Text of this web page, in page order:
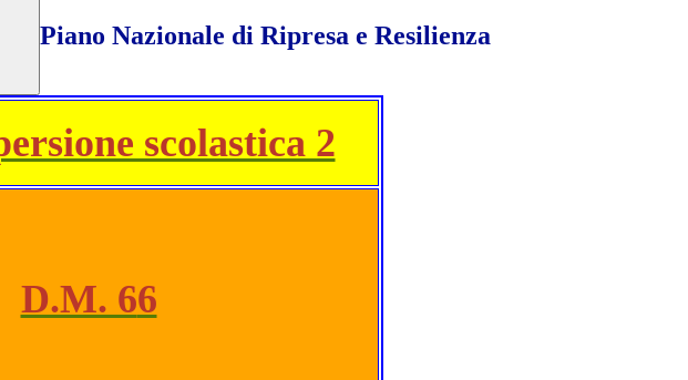
Piano Nazionale di Ripresa e Resilienza
scolastica 2
D.M. 66